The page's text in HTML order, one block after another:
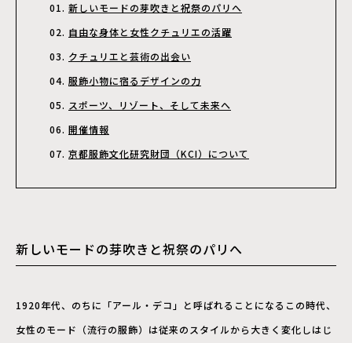
新しいモードの芽吹きと祝祭のパリへ
自由な身体と女性クチュリエの活躍
クチュリエと芸術の出会い
服飾小物に宿るデザインの力
スポーツ、リゾート、そして未来へ
開催情報
京都服飾文化研究財団（KCI）について
新しいモードの芽吹きと祝祭のパリへ
1920年代、のちに「アール・デコ」と呼ばれることになるこの時代、
女性のモード（流行の服飾）は従来のスタイルから大きく変化しはじ